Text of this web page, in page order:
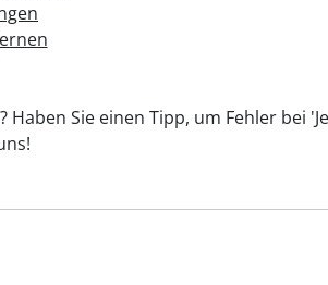
Sie einen Tipp, um Fehler bei